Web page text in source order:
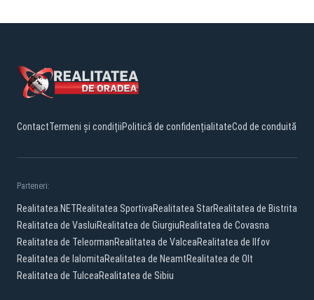
ContactTermeni și condițiiPolitică de confidențialitateCod de conduită
Parteneri:
Realitatea.NETRealitatea SportivaRealitatea StarRealitatea de Bistrita
Realitatea de VasluiRealitatea de GiurgiuRealitatea de Covasna
Realitatea de TeleormanRealitatea de ValceaRealitatea de Ilfov
Realitatea de IalomitaRealitatea de NeamtRealitatea de Olt
Realitatea de TulceaRealitatea de Sibiu